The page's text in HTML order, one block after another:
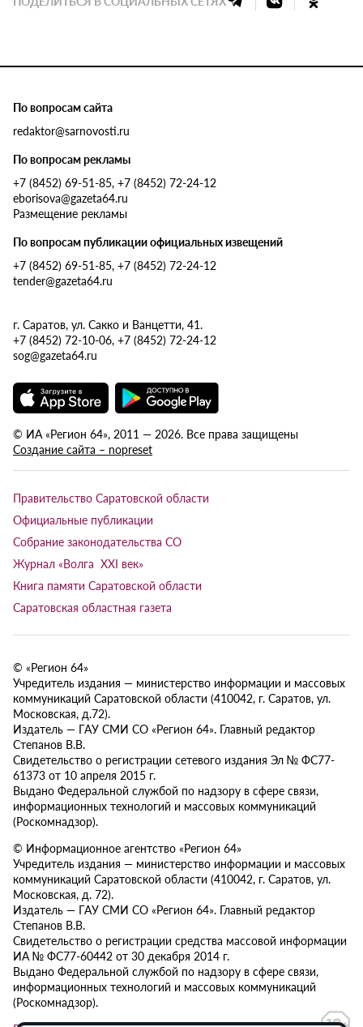
По вопросам сайта
redaktor@sarnovosti.ru
По вопросам рекламы
+7 (8452) 69-51-85, +7 (8452) 72-24-12
eborisova@gazeta64.ru
Размещение рекламы
По вопросам публикации официальных извещений
+7 (8452) 69-51-85, +7 (8452) 72-24-12
tender@gazeta64.ru
г. Саратов, ул. Сакко и Ванцетти, 41.
+7 (8452) 72-10-06, +7 (8452) 72-24-12
sog@gazeta64.ru
© ИА «Регион 64», 2011 — 2026. Все права защищены
Создание сайта – nopreset
Правительство Саратовской области
Официальные публикации
Собрание законодательства СО
Журнал «Волга XXI век»
Книга памяти Саратовской области
Саратовская областная газета
© «Регион 64»
Учредитель издания — министерство информации и массовых
коммуникаций Саратовской области (410042, г. Саратов, ул.
Московская, д.72).
Издатель — ГАУ СМИ СО «Регион 64». Главный редактор
Степанов В.В.
Свидетельство о регистрации сетевого издания Эл № ФС77-
61373 от 10 апреля 2015 г.
Выдано Федеральной службой по надзору в сфере связи,
информационных технологий и массовых коммуникаций
(Роскомнадзор).
© Информационное агентство «Регион 64»
Учредитель издания — министерство информации и массовых
коммуникаций Саратовской области (410042, г. Саратов, ул.
Московская, д. 72).
Издатель — ГАУ СМИ СО «Регион 64». Главный редактор
Степанов В.В.
Свидетельство о регистрации средства массовой информации
ИА № ФС77-60442 от 30 декабря 2014 г.
Выдано Федеральной службой по надзору в сфере связи,
информационных технологий и массовых коммуникаций
(Роскомнадзор).